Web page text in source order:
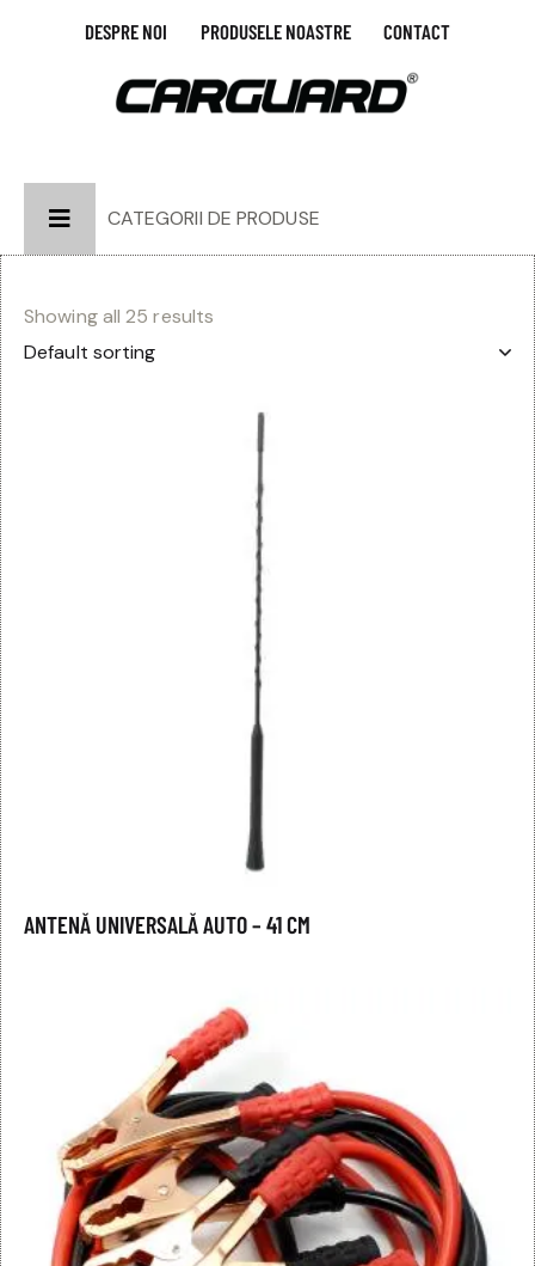
DESPRE NOI PRODUSELE NOASTRE CONTACT
CATEGORII DE PRODUSE
Showing all 25 results
ANTENĂ UNIVERSALĂ AUTO – 41 CM